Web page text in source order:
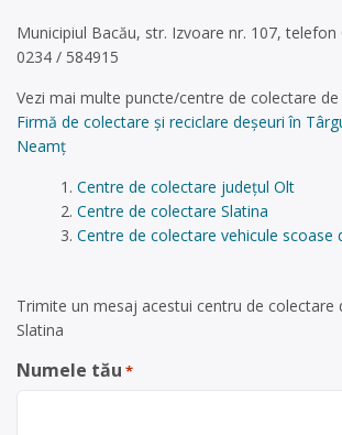
Municipiul Bacău, str. Izvoare nr. 107,
0234 / 584915
Vezi mai multe puncte/centre de colectare de
Firmă de colectare și reciclare deșeuri în
Neamț
Centre de colectare județul Olt
Centre de colectare Slatina
Centre de colectare vehicule scoase
Trimite un mesaj acestui centru de colectare
Slatina
Numele tău *